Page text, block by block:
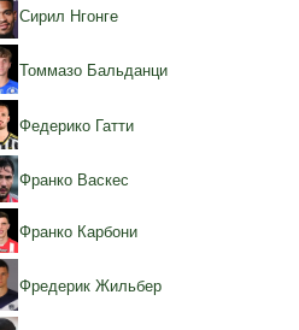
Сирил Нгонге
Томмазо Бальданци
Федерико Гатти
Франко Васкес
Франко Карбони
Фредерик Жильбер